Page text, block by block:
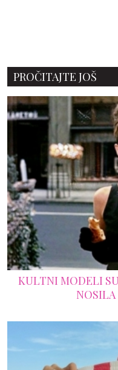
PROČITAJTE JOŠ
KULTNI MODELI
NOSILA